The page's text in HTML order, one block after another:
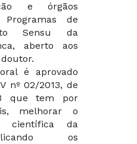
e órgãos
Programas de
Sensu da
aberto aos
é aprovado
nº 02/2013, de
que tem por
melhorar o
científica da
os